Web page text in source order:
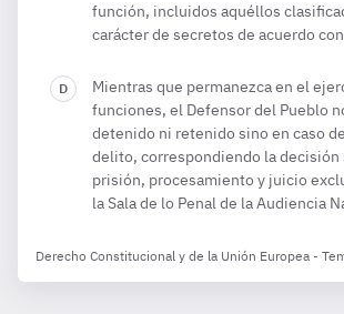
función, incluidos aquéllos
carácter de secretos de acuerdo
Mientras que permanezca en el
funciones, el Defensor del Pueblo
detenido ni retenido sino en caso
delito, correspondiendo la decisión
prisión, procesamiento y juicio
la Sala de lo Penal de la Audiencia
Derecho Constitucional y de la Unión Europea -